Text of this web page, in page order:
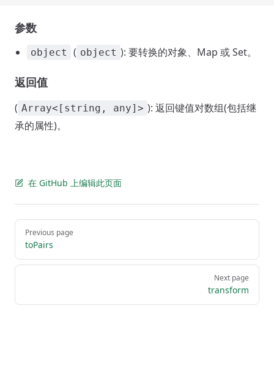
参数
object ( object ): 要转换的对象、Map 或 Set。
返回值
( Array<[string, any]> ): 返回键值对数组(包括继
承的属性)。
在 GitHub 上编辑此页面
Pager
Previous page
toPairs
Next page
transform